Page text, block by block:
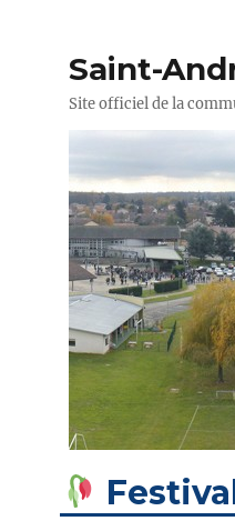
Saint-
Site officiel de la